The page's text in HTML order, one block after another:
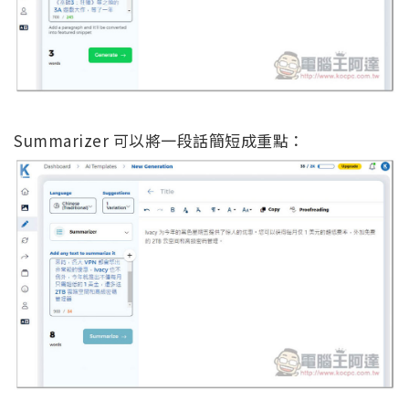
Summarizer 可以將一段話簡短成重點：